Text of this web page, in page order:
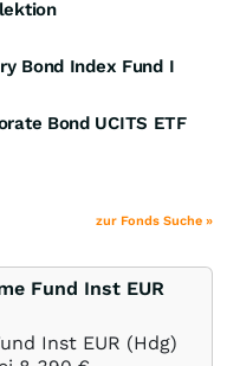
Bond Index Fund I
Bond UCITS ETF
zur Fonds Suche »
Fund Inst EUR
Inst EUR (Hdg)